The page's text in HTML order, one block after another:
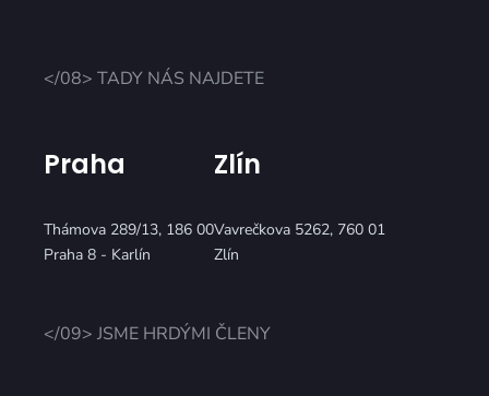
</08> TADY NÁS NAJDETE
Praha
Thámova 289/13, 186 00
Praha 8 - Karlín
Zlín
Vavrečkova 5262, 760 01
Zlín
</09> JSME HRDÝMI ČLENY